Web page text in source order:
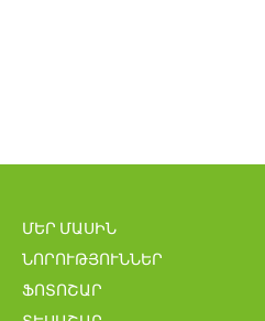
ՄԵՐ ՄԱՍԻՆ
ՆՈՐՈՒԹՅՈՒՆՆԵՐ
ՖՈՏՈՇԱՐ